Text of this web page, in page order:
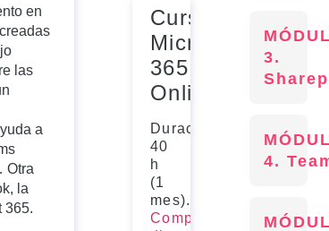
en
las
a
Otra
la
365.
Curso
Microsoft
365
Online
Duración:
40
h
(1
mes).
Compra
3.
4.